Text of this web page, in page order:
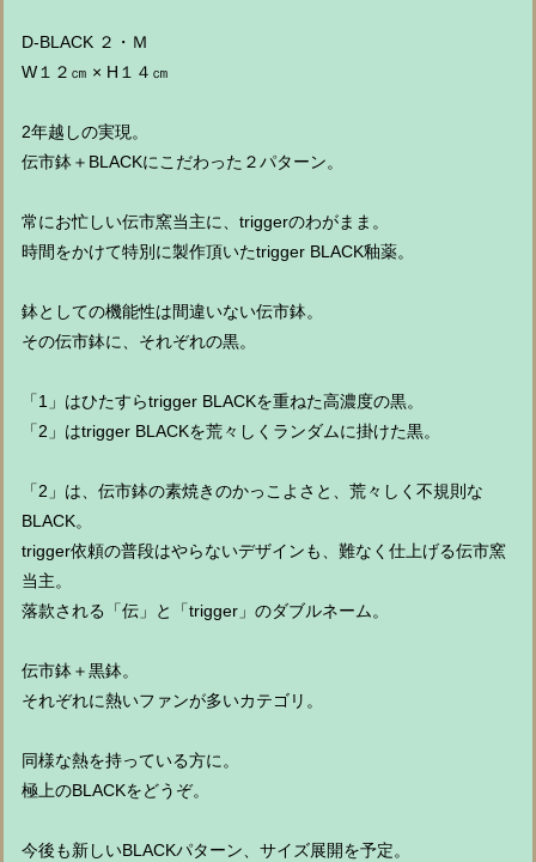
D-BLACK ２・Ｍ
W１２㎝ × H１４㎝
2年越しの実現。
伝市鉢＋BLACKにこだわった２パターン。
常にお忙しい伝市窯当主に、triggerのわがまま。
時間をかけて特別に製作頂いたtrigger BLACK釉薬。
鉢としての機能性は間違いない伝市鉢。
その伝市鉢に、それぞれの黒。
「1」はひたすらtrigger BLACKを重ねた高濃度の黒。
「2」はtrigger BLACKを荒々しくランダムに掛けた黒。
「2」は、伝市鉢の素焼きのかっこよさと、荒々しく不規則な
BLACK。
trigger依頼の普段はやらないデザインも、難なく仕上げる伝市窯
当主。
落款される「伝」と「trigger」のダブルネーム。
伝市鉢＋黒鉢。
それぞれに熱いファンが多いカテゴリ。
同様な熱を持っている方に。
極上のBLACKをどうぞ。
今後も新しいBLACKパターン、サイズ展開を予定。